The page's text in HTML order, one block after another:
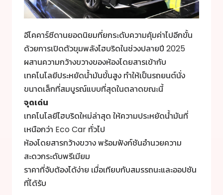
อีโคคาร์ซีดานยอดนิยมที่ยกระดับความคุ้มค่าไปอีกขั้น
ด้วยการเปิดตัวขุมพลังไฮบริดในช่วงปลายปี 2025
ผสานความกว้างขวางของห้องโดยสารเข้ากับ
เทคโนโลยีประหยัดน้ำมันขั้นสูง ทำให้เป็นรถยนต์นั่ง
ขนาดเล็กที่สมบูรณ์แบบที่สุดในตลาดขณะนี้
จุดเด่น
เทคโนโลยีไฮบริดใหม่ล่าสุด ให้ความประหยัดน้ำมันที่
เหนือกว่า Eco Car ทั่วไป
ห้องโดยสารกว้างขวาง พร้อมฟังก์ชันอำนวยความ
สะดวกระดับพรีเมียม
ราคาที่จับต้องได้ง่าย เมื่อเทียบกับสมรรถนะและออปชัน
ที่ได้รับ